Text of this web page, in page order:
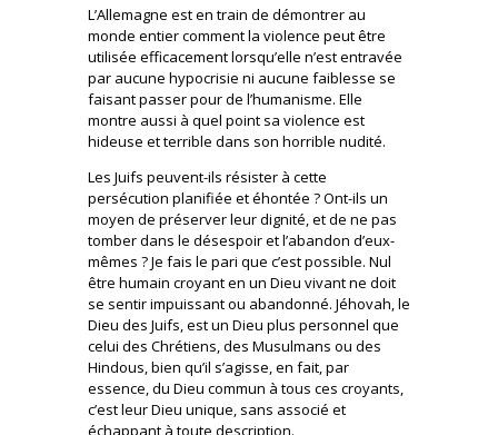
L’Allemagne est en train de démontrer au
monde entier comment la violence peut être
utilisée efficacement lorsqu’elle n’est entravée
par aucune hypocrisie ni aucune faiblesse se
faisant passer pour de l’humanisme. Elle
montre aussi à quel point sa violence est
hideuse et terrible dans son horrible nudité.
Les Juifs peuvent-ils résister à cette
persécution planifiée et éhontée ? Ont-ils un
moyen de préserver leur dignité, et de ne pas
tomber dans le désespoir et l’abandon d’eux-
mêmes ? Je fais le pari que c’est possible. Nul
être humain croyant en un Dieu vivant ne doit
se sentir impuissant ou abandonné. Jéhovah, le
Dieu des Juifs, est un Dieu plus personnel que
celui des Chrétiens, des Musulmans ou des
Hindous, bien qu’il s’agisse, en fait, par
essence, du Dieu commun à tous ces croyants,
c’est leur Dieu unique, sans associé et
échappant à toute description.